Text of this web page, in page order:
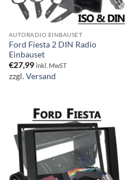
AUTORADIO EINBAUSET
Ford Fiesta 2 DIN Radio
Einbauset
€27,99 inkl. MwST
zzgl.Versand